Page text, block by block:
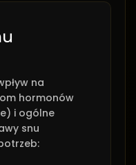
na
hormonów
i ogólne
snu